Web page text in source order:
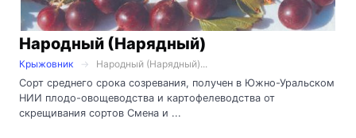
Народный (Нарядный)
Крыжовник
Народный (Нарядный)...
Сорт среднего срока созревания, получен в Южно-Уральском
НИИ плодо-овощеводства и картофелеводства от
скрещивания сортов Смена и ...